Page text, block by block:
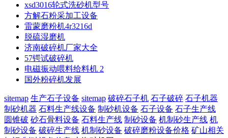
xsd3016轮式洗砂机型号
方解石粉采加工设备
雷蒙磨粉机4r3216d
脱硫湿磨机
济南破碎机厂家大全
57锷试破碎机
电磁振动喂料给料机 2
国外粉碎机发展
sitemap 生产石子设备 sitemap 破碎石子机 石子破碎 石子机器
制砂机器 石料生产线设备 制砂机设备 石子设备 石子生产线
圆锥破 砂石骨料设备 石料生产线 制砂设备 机制砂生产线 机
制砂设备 破碎生产线 机制砂设备 破碎磨粉设备价格 矿山相关